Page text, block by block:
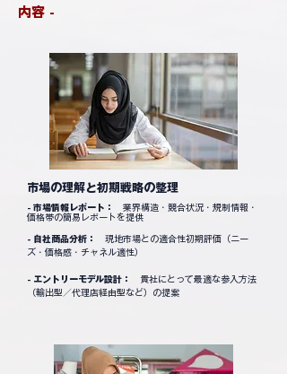
内容 -
市場の理解と初期戦略の整理
- 市場情報レポート： 業界構造・競合状況・規制情報・
価格帯の簡易レポートを提供​
- 自社商品分析： 現地市場との適合性初期評価（ニー
ズ・価格感・チャネル適性）
- エントリーモデル設計： 貴社にとって最適な参入方法
（輸出型／代理店経由型など）の提案